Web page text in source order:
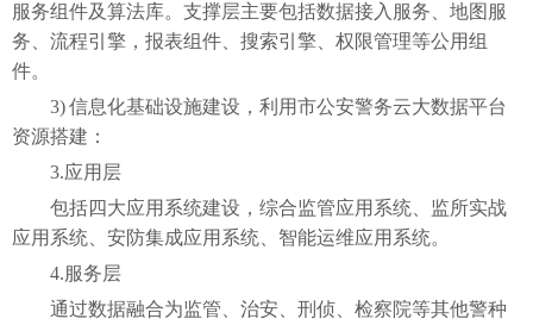
服务组件及算法库。支撑层主要包括数据接入服务、地图服
务、流程引擎，报表组件、搜索引擎、权限管理等公用组
件。
3)信息化基础设施建设，利用市公安警务云大数据平台
资源搭建：
3.应用层
包括四大应用系统建设，综合监管应用系统、监所实战
应用系统、安防集成应用系统、智能运维应用系统。
4.服务层
通过数据融合为监管、治安、刑侦、检察院等其他警种